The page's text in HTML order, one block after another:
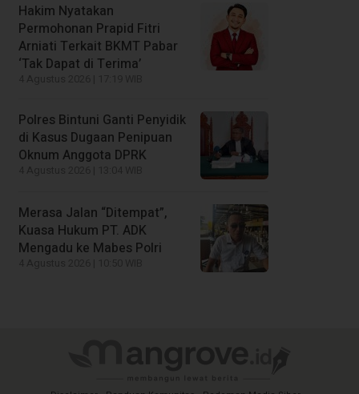
Hakim Nyatakan
Permohonan Prapid Fitri
Arniati Terkait BKMT Pabar
‘Tak Dapat di Terima’
Polres Bintuni Ganti Penyidik
di Kasus Dugaan Penipuan
Oknum Anggota DPRK
Merasa Jalan “Ditempat”,
Kuasa Hukum PT. ADK
Mengadu ke Mabes Polri